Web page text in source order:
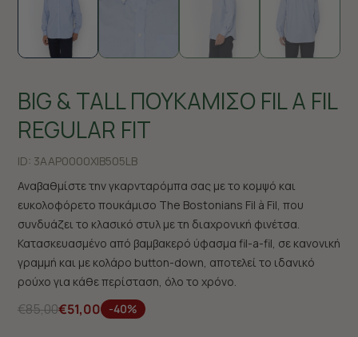
BIG & TALL ΠΟΥΚΑΜΙΣΟ FIL A FIL
REGULAR FIT
ID: 3AAP0000X|B505LB
Αναβαθμίστε την γκαρνταρόμπα σας με το κομψό και
ευκολοφόρετο πουκάμισο The Bostonians Fil à Fil, που
συνδυάζει το κλασικό στυλ με τη διαχρονική φινέτσα.
Κατασκευασμένο από βαμβακερό ύφασμα fil-a-fil, σε κανονική
γραμμή και με κολάρο button-down, αποτελεί το ιδανικό
ρούχο για κάθε περίσταση, όλο το χρόνο.
€85,00€51,00 -40%